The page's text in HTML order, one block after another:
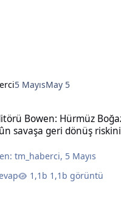
5 MayısMay 5
Bowen: Hürmüz
savaşa geri dönüş riskini
tm_haberci, 5 Mayıs
1,1b görüntü